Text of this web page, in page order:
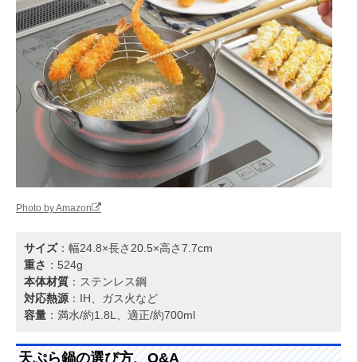
Photo by Amazon
サイズ：幅24.8×長さ20.5×高さ7.7cm
重さ ：524g
本体材質 ：ステンレス鋼
対応熱源 ：IH、ガス火など
容量 ：満水/約1.8L、適正/約700ml
天ぷら鍋の選び方、Q&A